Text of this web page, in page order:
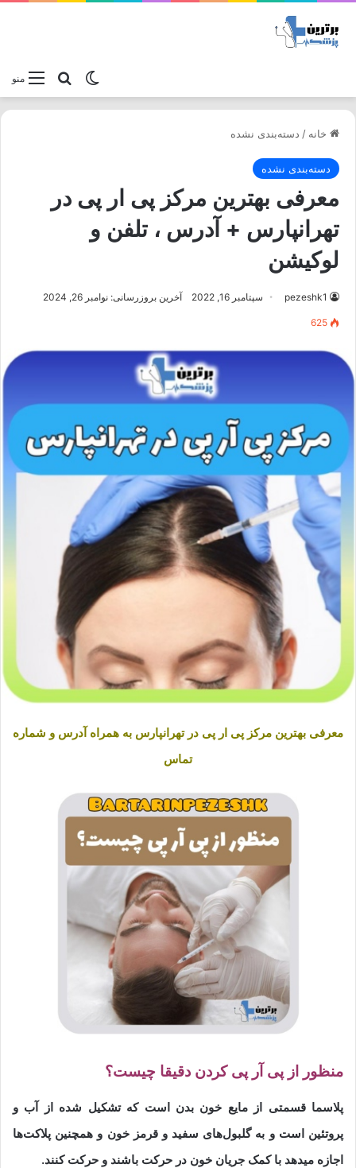
منوجستجو
تغییر پوسته
خانه / دسته‌بندی نشده
دسته‌بندی نشده
معرفی بهترین مرکز پی ار پی در
تهرانپارس + آدرس ، تلفن و
لوکیشن
pezeshk1 سپتامبر 16, 2022 آخرین بروزرسانی: نوامبر 26, 2024
625
معرفی بهترین مرکز پی ار پی در تهرانپارس به همراه آدرس و شماره
تماس
منظور از پی آر پی کردن دقیقا چیست؟
پلاسما قسمتی از مایع خون بدن است که تشکیل شده از آب و
پروتئین است و به گلبول‌های سفید و قرمز خون و همچنین پلاکت‌ها
اجازه میدهد با کمک جریان خون در حرکت باشند و حرکت کنند.